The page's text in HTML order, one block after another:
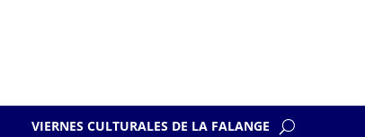
VIERNES CULTURALES DE LA FALANGE